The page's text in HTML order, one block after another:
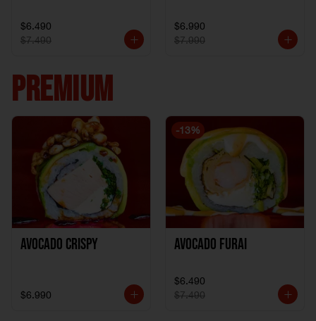
$6.490
$7.490
$6.990
$7.990
PREMIUM
Avocado Crispy
$6.990
-13%
Avocado Furai
$6.490
$7.490